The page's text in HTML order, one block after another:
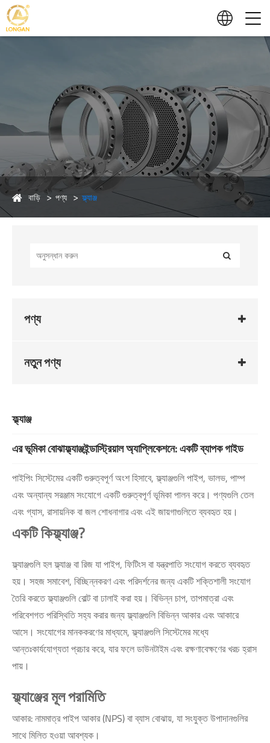
বাড়ি পণ্য ফ্ল্যাঞ্জ
পণ্য
নতুন পণ্য
ফ্ল্যাঞ্জ
এর ভূমিকা বোঝাফ্ল্যাঞ্জইন্ডাস্ট্রিয়াল অ্যাপ্লিকেশনে: একটি ব্যাপক গাইড
পাইপিং সিস্টেমের একটি গুরুত্বপূর্ণ অংশ হিসাবে, ফ্ল্যাঞ্জগুলি পাইপ, ভালভ, পাম্প
এবং অন্যান্য সরঞ্জাম সংযোগে একটি গুরুত্বপূর্ণ ভূমিকা পালন করে। পণ্যগুলি তেল
এবং গ্যাস, রাসায়নিক বা জল শোধনাগার এবং এই জায়গাগুলিতে ব্যবহৃত হয়।
একটি কিফ্ল্যাঞ্জ?
ফ্ল্যাঞ্জগুলি হল ফ্ল্যাঞ্জ বা রিজ যা পাইপ, ফিটিংস বা যন্ত্রপাতি সংযোগ করতে ব্যবহৃত
হয়। সহজ সমাবেশ, বিচ্ছিন্নকরণ এবং পরিদর্শনের জন্য একটি শক্তিশালী সংযোগ
তৈরি করতে ফ্ল্যাঞ্জগুলি বোল্ট বা ঢালাই করা হয়। বিভিন্ন চাপ, তাপমাত্রা এবং
পরিবেশগত পরিস্থিতি সহ্য করার জন্য ফ্ল্যাঞ্জগুলি বিভিন্ন আকার এবং আকারে
আসে। সংযোগের মানককরণের মাধ্যমে, ফ্ল্যাঞ্জগুলি সিস্টেমের মধ্যে
আন্তঃকার্যযোগ্যতা প্রচার করে, যার ফলে ডাউনটাইম এবং রক্ষণাবেক্ষণের খরচ হ্রাস
পায়।
ফ্ল্যাঞ্জের মূল পরামিতি
আকার: নামমাত্র পাইপ আকার (NPS) বা ব্যাস বোঝায়, যা সংযুক্ত উপাদানগুলির
সাথে মিলিত হওয়া আবশ্যক।